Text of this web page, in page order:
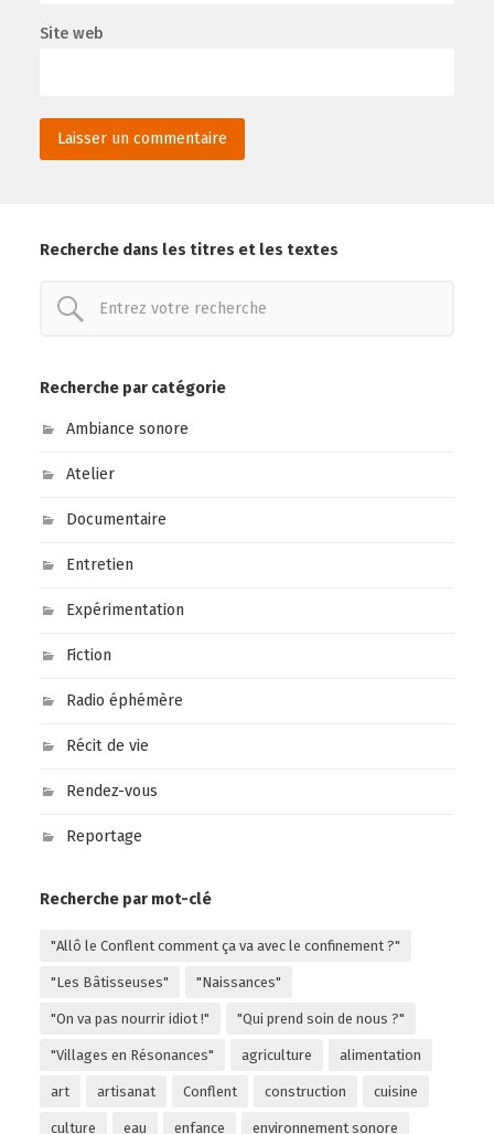
Site web
Recherche dans les titres et les textes
Recherche par catégorie
Ambiance sonore
Atelier
Documentaire
Entretien
Expérimentation
Fiction
Radio éphémère
Récit de vie
Rendez-vous
Reportage
Recherche par mot-clé
"Allô le Conflent comment ça va avec le confinement ?"
"Les Bâtisseuses" "Naissances"
"On va pas nourrir idiot !" "Qui prend soin de nous ?"
"Villages en Résonances" agriculture alimentation
art artisanat Conflent construction cuisine
culture eau enfance environnement sonore